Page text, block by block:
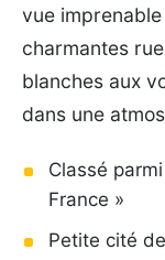
vue imprenable
charmantes
blanches aux
dans une
Classé
France »
Petite cité